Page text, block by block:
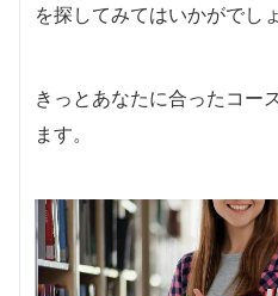
を探してみてはいかがでし
きっとあなたに合ったコー
ます。